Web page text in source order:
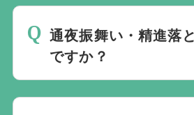
複数路線からアクセスで
からの移動もしやすく、
すい立地です。
通夜振舞い・精進落
ですか？